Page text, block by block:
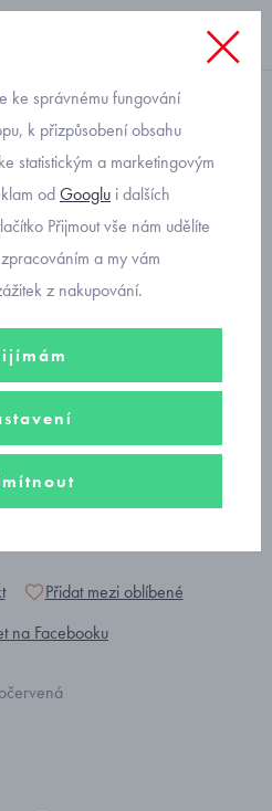
froté
Přidat mezi oblíbené
na Facebooku
ke správnému fungování
k přizpůsobení obsahu
statistickým a marketingovým
odGooglu i dalších
Přijmout vše nám udělíte
a my vám
z nakupování.